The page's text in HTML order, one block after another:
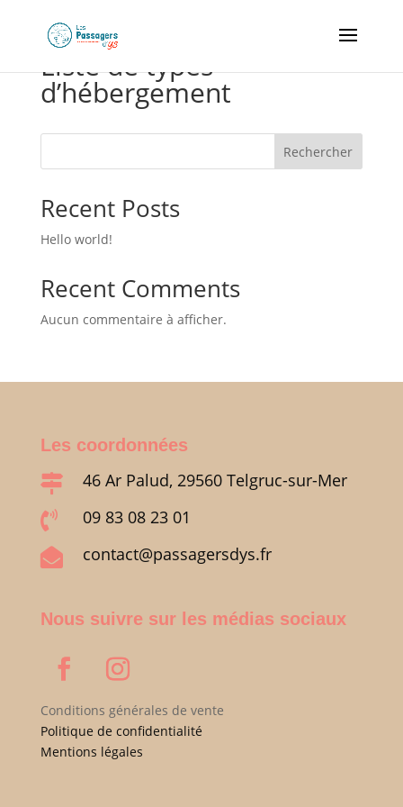
Liste de types
d’hébergement
Rechercher
Recent Posts
Hello world!
Recent Comments
Aucun commentaire à afficher.
Les coordonnées
 46 Ar Palud, 29560 Telgruc-sur-Mer
 09 83 08 23 01
 contact@passagersdys.fr
Nous suivre sur les médias sociaux
Conditions générales de vente
Politique de confidentialité
Mentions légales